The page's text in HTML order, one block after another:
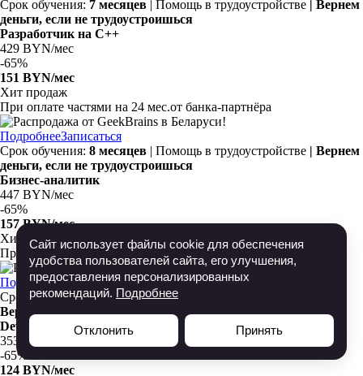
Срок обучения: 7 месяцев | Помощь в трудоустройстве | Вернем
деньги, если не трудоустроишься
Разработчик на C++
429 BYN/мес
-65%
151 BYN/мес
Хит продаж
При оплате частями на 24 мес.от банка-партнёра
ПодробнееЗаписаться
Срок обучения: 8 месяцев | Помощь в трудоустройстве | Вернем
деньги, если не трудоустроишься
Бизнес-аналитик
447 BYN/мес
-65%
157 BYN/мес
Хит продаж
При оплате частями на 18 мес.от банка-партнёра
ПодробнееЗаписаться
Срок обучения:12 месяцев| Помощь в трудоустройстве
Вернем деньги, если не трудоустроишься
DevOps-инженер
353 BYN/мес
-65%
124 BYN/мес
Сайт использует файлы cookie для обеспечения
удобства пользователей сайта, его улучшения,
предоставления персонализированных
рекомендаций. Подробнее
Отклонить Принять